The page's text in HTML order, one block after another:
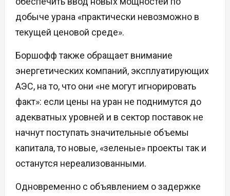
добыче урана «практически невозможно в
текущей ценовой среде».
Боршофф также обращает внимание
энергетических компаний, эксплуатирующих
АЭС, на то, что они «не могут игнорировать
факт»: если цены на уран не поднимутся до
адекватных уровней и в сектор поставок не
начнут поступать значительные объемы
капитала, то новые, «зеленые» проекты так и
останутся нереализованными.
Одновременно с объявлением о задержке